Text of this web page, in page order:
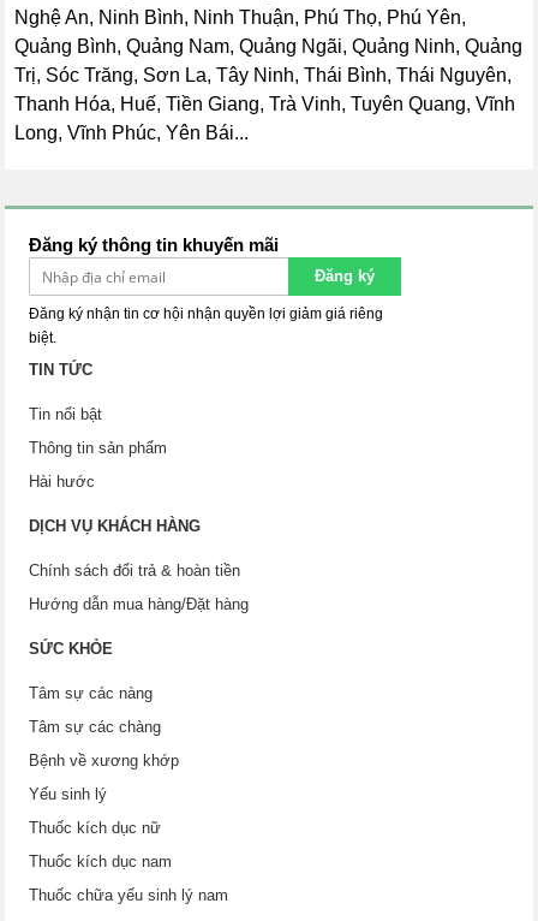
Nghệ An, Ninh Bình, Ninh Thuận, Phú Thọ, Phú Yên,
Quảng Bình, Quảng Nam, Quảng Ngãi, Quảng Ninh, Quảng
Trị, Sóc Trăng, Sơn La, Tây Ninh, Thái Bình, Thái Nguyên,
Thanh Hóa, Huế, Tiền Giang, Trà Vinh, Tuyên Quang, Vĩnh
Long, Vĩnh Phúc, Yên Bái...
Đăng ký thông tin khuyến mãi
Đăng ký
Đăng ký nhận tin cơ hội nhận quyền lợi giảm giá riêng
biệt.
TIN TỨC
Tin nổi bật
Thông tin sản phẩm
Hài hước
DỊCH VỤ KHÁCH HÀNG
Chính sách đổi trả & hoàn tiền
Hướng dẫn mua hàng/Đặt hàng
SỨC KHỎE
Tâm sự các nàng
Tâm sự các chàng
Bệnh về xương khớp
Yếu sinh lý
Thuốc kích dục nữ
Thuốc kích dục nam
Thuốc chữa yếu sinh lý nam